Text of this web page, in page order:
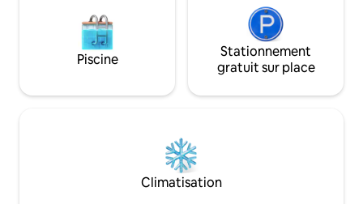
Piscine
Stationnement
gratuit sur place
Climatisation